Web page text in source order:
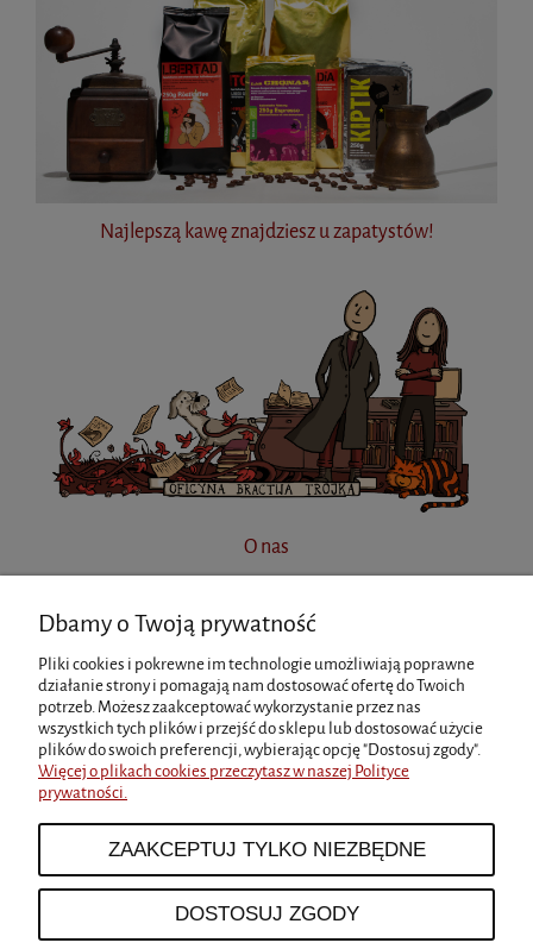
Najlepszą kawę znajdziesz u zapatystów!
O nas
INFORMACJE
MOJE KONTO
O NAS
Dbamy o Twoją prywatność
Pliki cookies i pokrewne im technologie umożliwiają poprawne
działanie strony i pomagają nam dostosować ofertę do Twoich
potrzeb. Możesz zaakceptować wykorzystanie przez nas
wszystkich tych plików i przejść do sklepu lub dostosować użycie
plików do swoich preferencji, wybierając opcję "Dostosuj zgody".
Więcej o plikach cookies przeczytasz w naszej Polityce
prywatności.
ZAAKCEPTUJ TYLKO NIEZBĘDNE
DOSTOSUJ ZGODY